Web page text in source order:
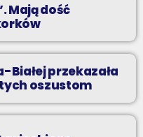
Mają dość
Białej przekazała
oszustom